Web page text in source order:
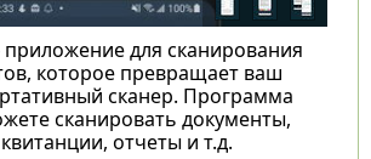
приложение для сканирования
которое превращает ваш
сканер. Программа
сканировать документы,
отчеты и т.д.